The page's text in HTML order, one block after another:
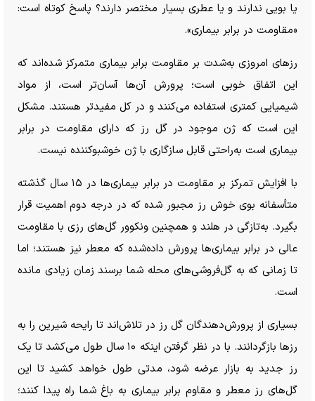
یا بویی ندارند و یا عطری بسیار مختصر دارند؟ پاسخ کوتاه است:
«مقاومت در برابر بیماری».
رز‌های امروزی به‌شدت بر مقاومت برابر بیماری متمرکز شده‌اند که
این اتفاق خوبی است؛ پرورش آن‌ها آسان‌تر است، از مواد
شیمیایی کمتری استفاده می‌کنند و در کل مفیدتر هستند. مشکل
این است که ژن موجود در گل رز که دارای مقاومت در برابر
بیماری است به‌راحتی قابل سازگاری با ژن خوشبو‌کننده نیست.
با افزایش تمرکز بر مقاومت در برابر بیماری‌ها در ۱۵ سال گذشته
متأسفانه بوی خوش رز مجبور شده که در درجه دوم اهمیت قرار
بگیرد. به‌تازگی در هلند و همچنین ونکوور گل‌های رزی با مقاومت
عالی در برابر بیماری‌ها پرورش داده‌شده که معطر نیز هستند؛ اما
تا زمانی که به گل‌فروشی‌های محله شما برسند زمان زیادی مانده
است.
بسیاری از پرورش‌دهندگان گل رز در تلاش‌اند تا رایحه شیرین را به
رز‌ها بازگردانند. با در نظر گرفتن اینکه ۱۰ سال طول می‌کشد تا یک
رز جدید به بازار عرضه شود، مدتی طول خواهد کشید تا این
گل‌های رز معطر و مقاوم برابر بیماری به باغ شما راه پیدا کنند؛